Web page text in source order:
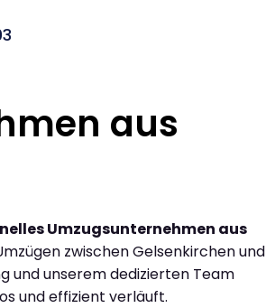
aus
Umzugsunternehmen aus
zwischen Gelsenkirchen und
und unserem dedizierten Team
und effizient verläuft.